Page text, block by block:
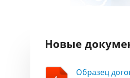
Новые
Образец